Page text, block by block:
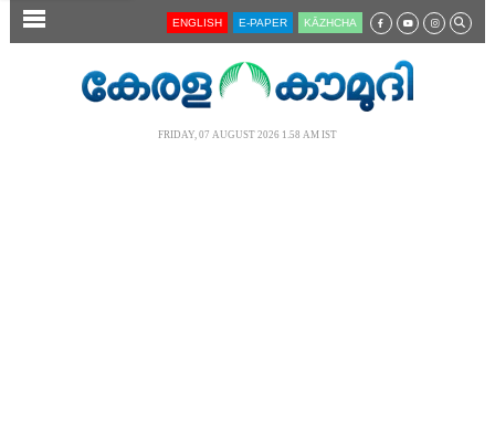
SECTIONS ENGLISH E-PAPER KĀZHCHA
FRIDAY, 07 AUGUST 2026 1.58 AM IST